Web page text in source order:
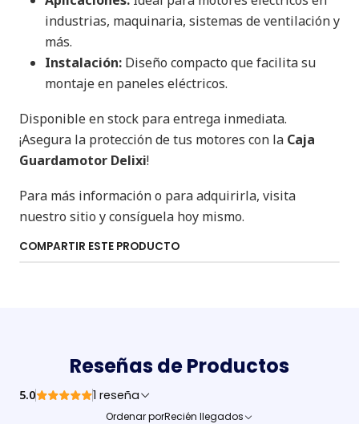
industrias, maquinaria, sistemas de ventilación y
más.
Instalación: Diseño compacto que facilita su
montaje en paneles eléctricos.
Disponible en stock para entrega inmediata.
¡Asegura la protección de tus motores con la Caja
Guardamotor Delixi!
Para más información o para adquirirla, visita
nuestro sitio y consíguela hoy mismo.
COMPARTIR ESTE PRODUCTO
Reseñas de Productos
5.0 1 reseña
Ordenar porRecién llegados